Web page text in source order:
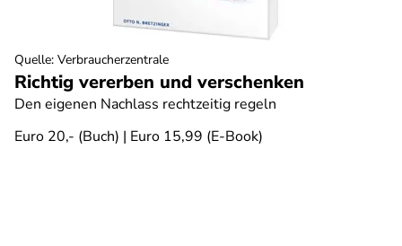
Richtig vererben und verschenken
Den eigenen Nachlass rechtzeitig regeln
Euro 20,- (Buch) | Euro 15,99 (E-Book)
Quelle: Verbraucherzentrale